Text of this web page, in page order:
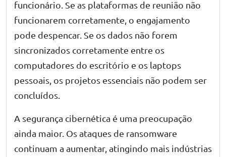
funcionário. Se as plataformas de reunião não
funcionarem corretamente, o engajamento
pode despencar. Se os dados não forem
sincronizados corretamente entre os
computadores do escritório e os laptops
pessoais, os projetos essenciais não podem ser
concluídos.
A segurança cibernética é uma preocupação
ainda maior. Os ataques de ransomware
continuam a aumentar, atingindo mais indústrias